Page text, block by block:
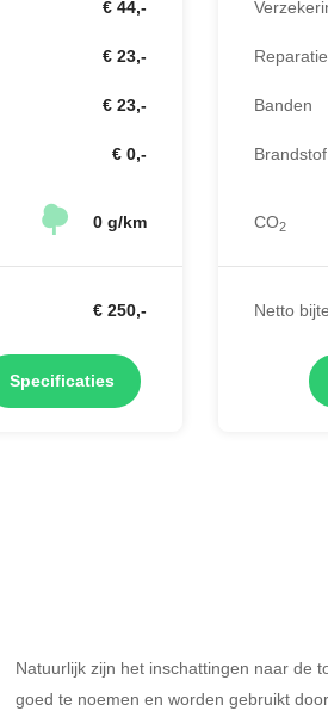
€ 44,-
€ 23,-
€ 23,-
€ 0,-
0 g/km
€ 250,-
Specificaties
Banden
Brandstof
CO2
Netto
Natuurlijk zijn het inschattingen naar de
goed te noemen en worden gebruikt